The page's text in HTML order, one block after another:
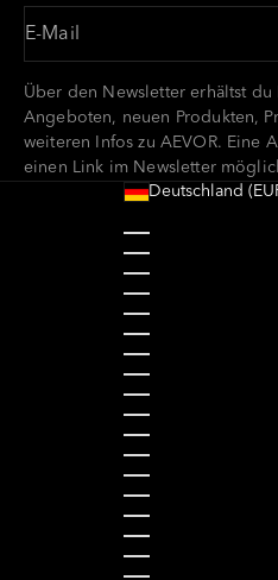
E-Mail
Über den Newsletter erhältst du
Angeboten, neuen Produkten,
weiteren Infos zu AEVOR. Eine
einen Link im Newsletter
Deutschland
Belgien (EUR €)
Bulgarien (EUR €)
Dänemark (DKK
Deutschland
Estland (EUR €)
Finnland (EUR €)
Frankreich (EUR €)
Griechenland
Irland (EUR €)
Italien (EUR €)
Kroatien (EUR €)
Lettland (EUR €)
Liechtenstein
Litauen (EUR €)
Luxemburg (EUR
Niederlande
Österreich (EUR €)
Polen (PLN zł)